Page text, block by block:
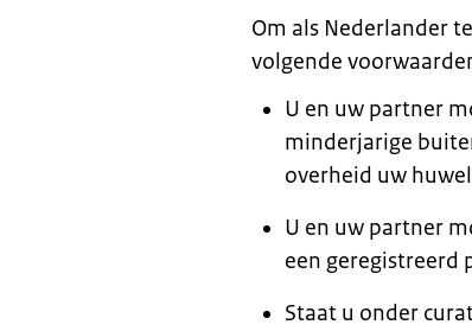
Om als Nederlander
volgende
U en uw partner
minderjarige
overheid uw
U en uw partner
een geregistreerd
Staat u onder